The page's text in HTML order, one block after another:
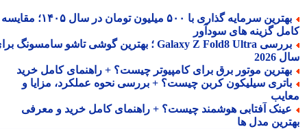
بهترین سرمایه گذاری با ۵۰۰ میلیون تومان در سال ۱۴۰۵؛ مقایسه
گزینه های سودآور
بررسی Galaxy Z Fold8 Ultra ؛ بهترین گوشی تاشو سامسونگ برای
2026
موتور برق برای کامپیوتر چیست؟ + راهنمای کامل خرید
سیلیکون کربن چیست؟ + بررسی نحوه عملکرد، مزایا و
آفتابی هوشمند چیست؟ + راهنمای کامل خرید و معرفی
مدل ها